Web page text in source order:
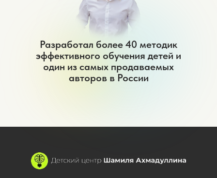
Разработал более 40 методик
эффективного обучения детей и
один из самых продаваемых
авторов в России